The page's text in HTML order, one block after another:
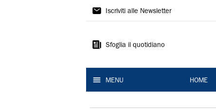
La
Ferrara
Iscriviti alle Newsletter
Sfoglia il quotidiano
MENU HOME